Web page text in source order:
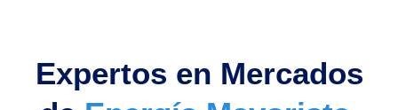
Expertos en Mercados